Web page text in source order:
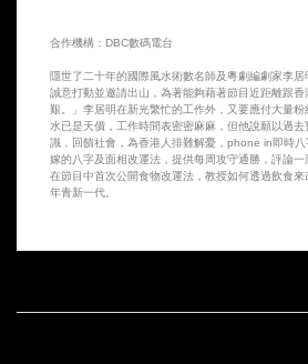
2014-10-06 第21集
2014-10-03 第20集
2014-10-02 第19集
2014-10-01 第18集
合作機構：DBC數碼電台
隱世了二十年的國際風水術數名師及粵劇編劇家李
誠意打動並邀請出山，為著能夠藉著節目近距離跟
艱。」李居明在新光繁忙的工作外，又要應付大量
水已是天價，工作時間表密密麻麻，但他說願以過
識，回饋社會，為香港人排難解憂，phone in即時
嫁的八字及面相改運法，提供每周攻守通勝，評論
在節目中首次公開食物改運法，教授如何透過飲食來
年青新一代。